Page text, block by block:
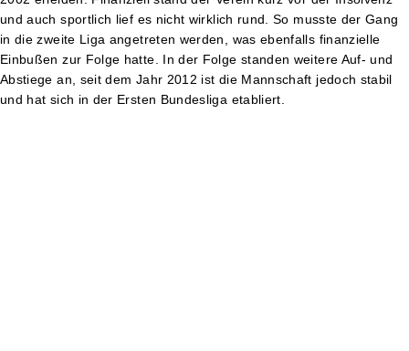
und auch sportlich lief es nicht wirklich rund. So musste der Gang
in die zweite Liga angetreten werden, was ebenfalls finanzielle
Einbußen zur Folge hatte. In der Folge standen weitere Auf- und
Abstiege an, seit dem Jahr 2012 ist die Mannschaft jedoch stabil
und hat sich in der Ersten Bundesliga etabliert.